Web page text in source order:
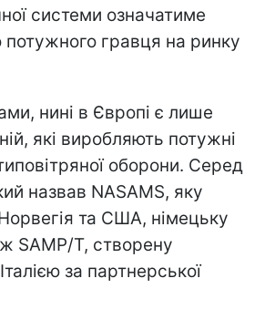
системи означатиме
потужного гравця на ринку
нині в Європі є лише
які виробляють потужні
оборони. Серед
назвав NASAMS, яку
та США, німецьку
SAMP/T, створену
за партнерської